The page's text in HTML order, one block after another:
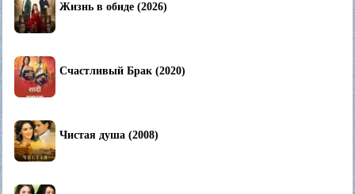
Жизнь в обиде (2026)
Счастливый Брак (2020)
Чистая душа (2008)